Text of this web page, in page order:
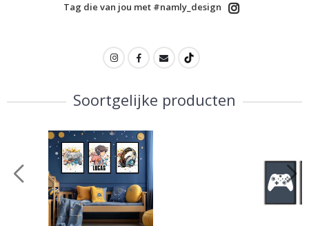
Tag die van jou met #namly_design
Soortgelijke producten